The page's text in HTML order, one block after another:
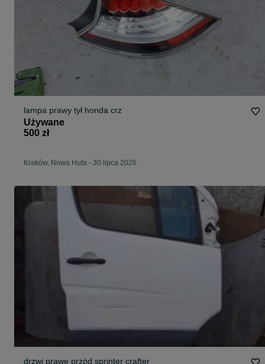
lampa prawy tył honda crz
Używane
500 zł
Kraków, Nowa Huta - 30 lipca 2026
drzwi prawe przód sprinter crafter